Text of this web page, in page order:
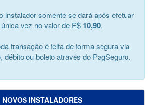
instalador somente se dará após efetuar
vez no valor de R$ 10,90.
transação é feita de forma segura via
débito ou boleto através do PagSeguro.
NOVOS INSTALADORES